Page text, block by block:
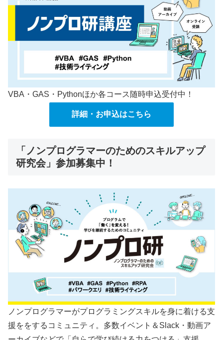
VBA・GAS・Pythonほか各コース随時申込受付中！
詳細・お申込はこちら
「ノンプログラマーのためのスキルアップ
研究会」参加募集中！
ノンプログラマーがプログラミングスキルを身に着ける支
援ををするコミュニティ。多数イベント＆Slack・動画ア